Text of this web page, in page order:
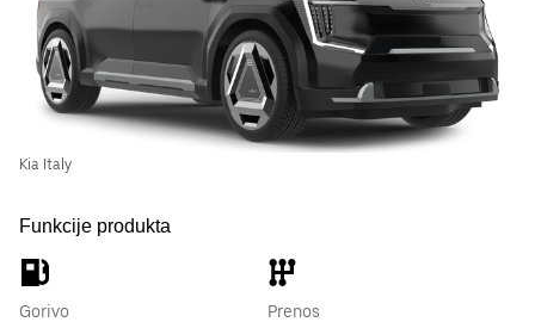
Kia Italy
Funkcije produkta
Gorivo
Prenos